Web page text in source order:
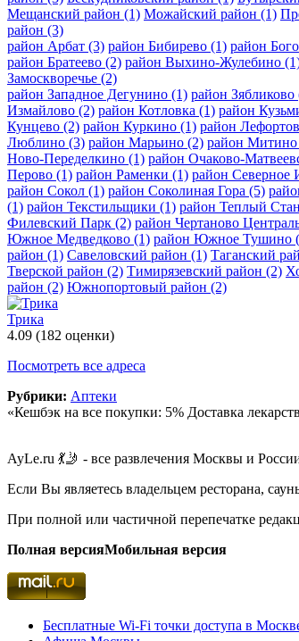
Мещанский район (1) Можайский район (1)
район (3)
район Арбат (3) район Бибирево (1) район
район Братеево (2) район Выхино-Жулебино
Замоскворечье (2)
район Западное Дегунино (1) район Зябликово
Измайлово (2) район Котловка (1) район
Кунцево (2) район Куркино (1) район
Люблино (3) район Марьино (2) район Митино
Ново-Переделкино (1) район Очаково-
Перово (1) район Раменки (1) район Северное
район Сокол (1) район Соколиная Гора (5)
(1) район Текстильщики (1) район Теплый Стан
Филевский Парк (2) район Чертаново
Южное Медведково (1) район Южное Тушино
район (1) Савеловский район (1) Таганский
Тверской район (2) Тимирязевский район (2)
район (2) Южнопортовый район (2)
Трика
4.09 (182 оценки)
Посмотреть все адреса
Рубрики: Аптеки
«Кешбэк на все покупки: 5% Доставка
AyLe.ru 💃🤳 - все развлечения Москвы и
Если Вы являетесь владельцем ресторана,
При полной или частичной перепечатке
Полная версияМобильная версия
Бесплатные Wi-Fi точки доступа в